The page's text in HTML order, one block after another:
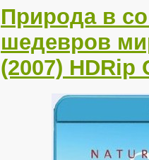
Природа в
шедевров
(2007) HDRip